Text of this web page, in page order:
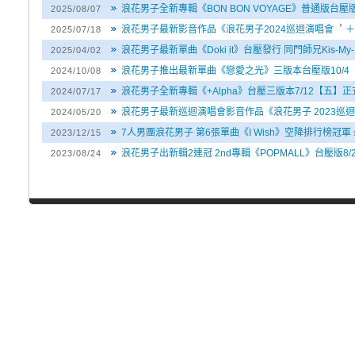
2025/08/07 浪花男子全新專輯《BON BON VOYAGE》普通版台壓
2025/07/18 浪花男子最新影音作品《浪花男子2024巡迴演唱會 ＇
2025/04/02 浪花男子最新單曲《Doki it》台壓發行 同門師兄Kis-
2024/10/08 浪花男子推出最新單曲《戀愛之光》三版本台壓版10/4
2024/07/17 浪花男子全新專輯《+Alpha》台壓三版本7/12【五】正
2024/05/20 浪花男子最新巡迴演唱會影音作品《浪花男子 2023巡
2023/12/15 7人男團浪花男子 第6張單曲《I Wish》空降排行榜冠
2023/08/24 浪花男子出新輯2連冠 2nd專輯《POPMALL》台壓版8/